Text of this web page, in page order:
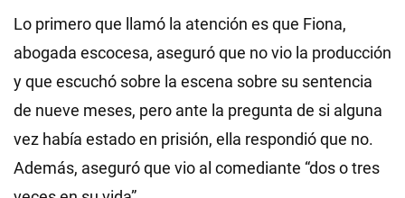
Lo primero que llamó la atención es que Fiona,
abogada escocesa, aseguró que no vio la producción
y que escuchó sobre la escena sobre su sentencia
de nueve meses, pero ante la pregunta de si alguna
vez había estado en prisión, ella respondió que no.
Además, aseguró que vio al comediante “dos o tres